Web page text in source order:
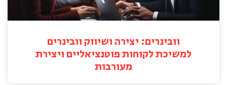
וובינרים: יצירה ושיווק וובינרים
למשיכת לקוחות פוטנציאליים ויצירת
מעורבות